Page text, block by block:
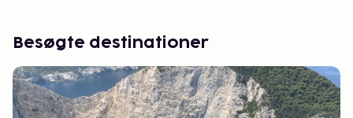
Besøgte destinationer